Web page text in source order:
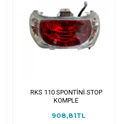
RKS 110 SPONTİNİ STOP
KOMPLE
908,81TL